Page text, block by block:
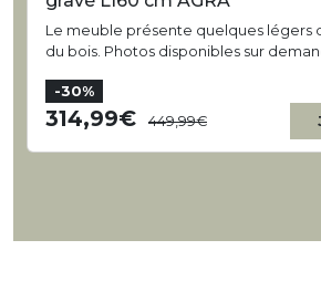
Le meuble présente quelques légers
du bois. Photos disponibles sur
-30%
314,99 449,99